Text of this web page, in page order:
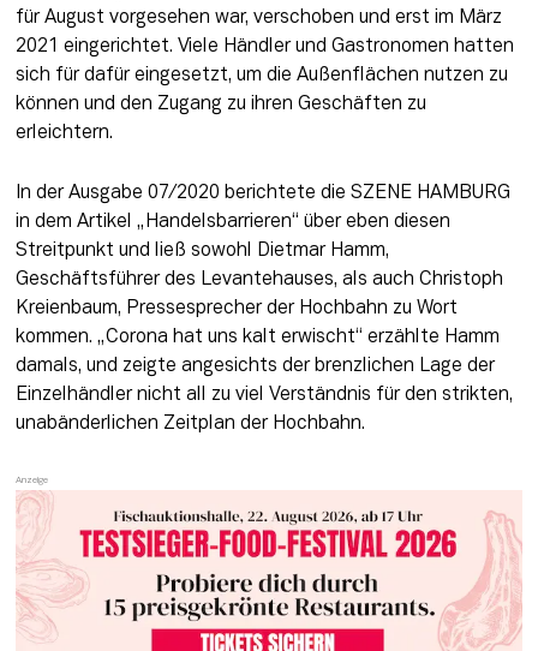
für August vorgesehen war, verschoben und erst im März
2021 eingerichtet. Viele Händler und Gastronomen hatten
sich für dafür eingesetzt, um die Außenflächen nutzen zu
können und den Zugang zu ihren Geschäften zu
erleichtern.
In der Ausgabe 07/2020 berichtete die SZENE HAMBURG
in dem Artikel „Handelsbarrieren“ über eben diesen
Streitpunkt und ließ sowohl Dietmar Hamm,
Geschäftsführer des Levantehauses, als auch Christoph
Kreienbaum, Pressesprecher der Hochbahn zu Wort
kommen. „Corona hat uns kalt erwischt“ erzählte Hamm
damals, und zeigte angesichts der brenzlichen Lage der
Einzelhändler nicht all zu viel Verständnis für den strikten,
unabänderlichen Zeitplan der Hochbahn.